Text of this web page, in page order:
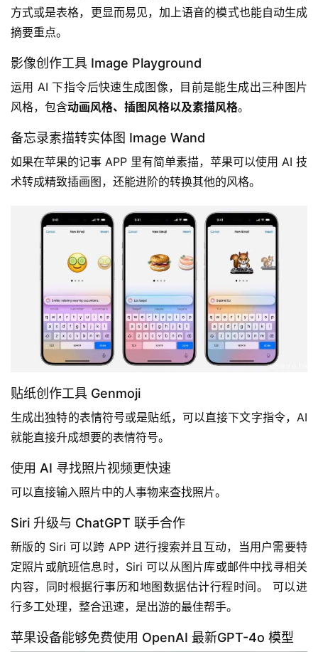
方式或是表格，更显而易见，加上语音的模式也能自动生成
摘要重点。
影像创作工具 Image Playground
运用 AI 下指令后快速生成图像，目前是能生成出三种图片
风格，包含动画风格、插图风格以及素描风格。
备忘录素描转实体图 Image Wand
如果在苹果的记事 APP 里有简单素描，苹果可以使用 AI 技
术转成精致插画图，还能进阶的转换其他的风格。
贴纸创作工具 Genmoji
生成出独特的表情符号或是贴纸，可以直接下文字指令，AI
就能直接升成想要的表情符号。
使用 AI 寻找照片视频更快速
可以直接输入照片中的人事物来查找照片。
Siri 升级与 ChatGPT 联手合作
新版的 Siri 可以跨 APP 进行搜索并且互动，当用户需要特
定照片或航班信息时，Siri 可以从图片库或邮件中找寻相关
内容，同时根据行事历和地图数据估计行程时间。 可以进
行多工处理，整合迅速，是出游的最佳帮手。
苹果设备能够免费使用 OpenAI 最新GPT-4o 模型